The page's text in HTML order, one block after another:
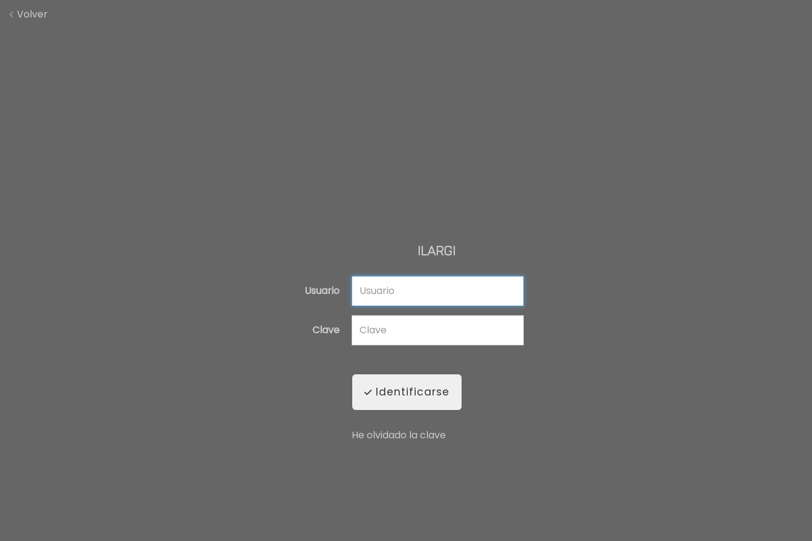
Volver
ILARGI
Usuario
Clave
Identificarse
He olvidado la clave